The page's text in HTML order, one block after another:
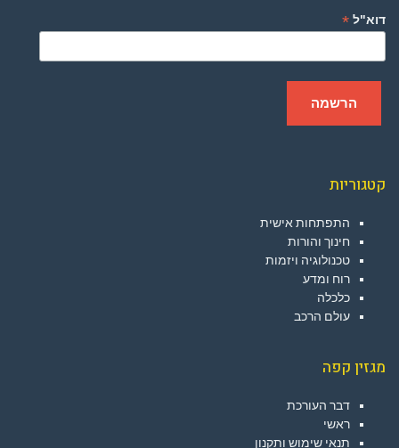
דוא"ל *
קטגוריות
התפתחות אישית
חינוך והורות
טכנולוגיה ויזמות
רוח ומדע
כלכלה
עולם הרכב
מגזין קפה
דבר העורכת
ראשי
תנאי שימוש ותקנון